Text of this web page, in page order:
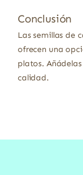
Conclusión
Las semillas de
ofrecen una
platos.
calidad.